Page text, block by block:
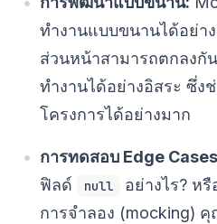
ทำงานแบบขนานได้อย่า
ส่วนหน้าสามารถตกลงกั
ทำงานได้อย่างอิสระ ซึ่ง
โครงการได้อย่างมาก
การทดสอบ Edge
ฟิลด์
null
อย่างไร? หรื
การจำลอง (mocking)